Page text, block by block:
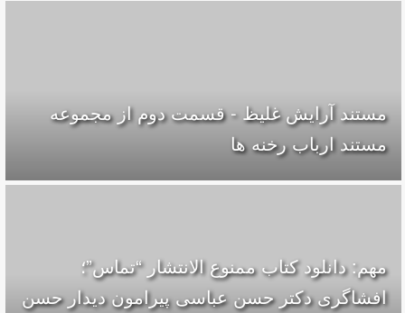
مستند آرایش غلیظ - قسمت دوم از مجموعه
مستند ارباب رخنه ها
مهم: دانلود کتاب ممنوع الانتشار “تماس”؛
افشاگری دکتر حسن عباسی پیرامون دیدار حسن